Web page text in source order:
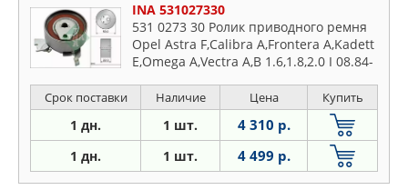
INA 531027330
531 0273 30 Ролик приводного ремня
Opel Astra F,Calibra A,Frontera A,Kadett
E,Omega A,Vectra A,B 1.6,1.8,2.0 I 08.84-
Срок поставки Наличие Цена Купить
1 дн. 1 шт. 4 310 р.
1 дн. 1 шт. 4 499 р.